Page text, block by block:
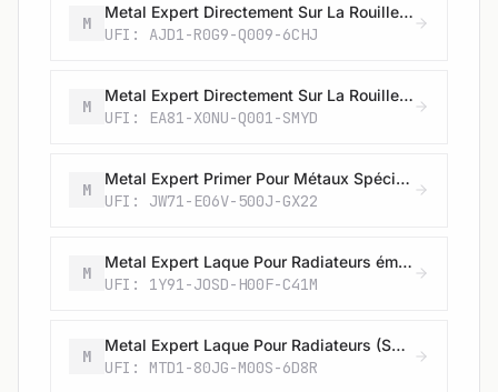
M
Metal Expert Directement Sur La Rouille Peinture Pour Métaux - Martelée (Spray)
UFI: AJD1-R0G9-Q009-6CHJ
M
Metal Expert Directement Sur La Rouille Peinture Pour Métaux - Martelée
UFI: EA81-X0NU-Q001-SMYD
M
Metal Expert Primer Pour Métaux Spéciaux En Couverture Extrême
UFI: JW71-E06V-500J-GX22
M
Metal Expert Laque Pour Radiateurs émaillés
UFI: 1Y91-JOSD-H00F-C41M
M
Metal Expert Laque Pour Radiateurs (Spray)
UFI: MTD1-80JG-M00S-6D8R